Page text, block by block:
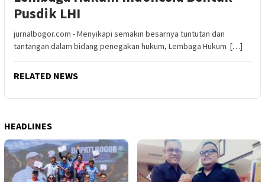
Pusdik LHI
jurnalbogor.com - Menyikapi semakin besarnya tuntutan dan
tantangan dalam bidang penegakan hukum, Lembaga Hukum […]
RELATED NEWS
HEADLINES